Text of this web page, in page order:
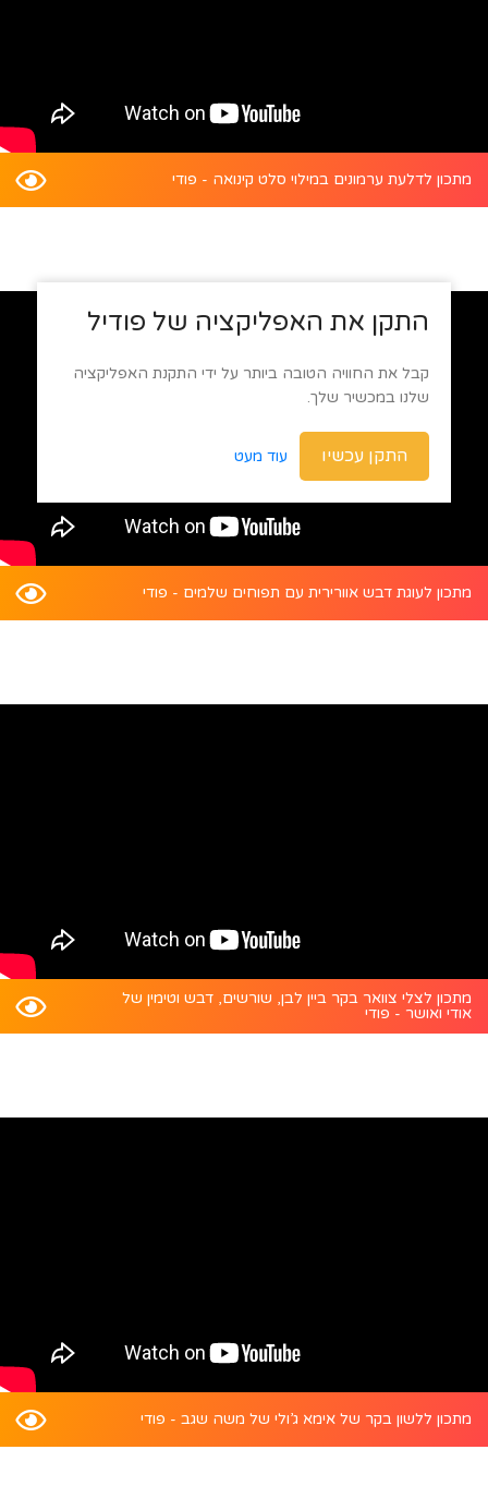
מתכון לדלעת ערמונים במילוי סלט קינואה - פודי
מתכון לעוגת דבש אוורירית עם תפוחים שלמים - פודי
מתכון לצלי צוואר בקר ביין לבן, שורשים, דבש וטימין של
אודי ואושר - פודי
מתכון ללשון בקר של אימא ג’ולי של משה שגב - פודי
התקן את האפליקציה של פודיל
קבל את החוויה הטובה ביותר על ידי התקנת האפליקציה
שלנו במכשיר שלך.
התקן עכשיו עוד מעט